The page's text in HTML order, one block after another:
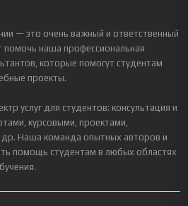
— это очень важный и ответственный
наша профессиональная
которые помогут студентам
проекты.
услуг для студентов: консультация и
курсовыми, проектами,
др. Наша команда опытных авторов и
помощь студентам в любых областях